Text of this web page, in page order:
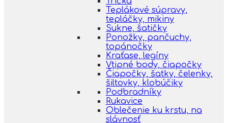
Teplákové súpravy,
tepláčky, mikiny
Sukne, šatičky
Ponožky, pančuchy,
topánočky
Kraťase, legíny
Vtipné body, čiapočky
Čiapočky, šatky, čelenky,
šiltovky, klobúčiky
Podbradníky
Rukavice
Oblečenie ku krstu, na
slávnosť